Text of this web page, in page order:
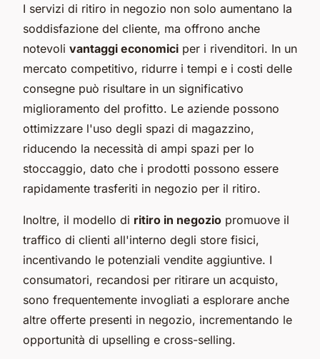
I servizi di ritiro in negozio non solo aumentano la
soddisfazione del cliente, ma offrono anche
notevoli vantaggi economici per i rivenditori. In un
mercato competitivo, ridurre i tempi e i costi delle
consegne può risultare in un significativo
miglioramento del profitto. Le aziende possono
ottimizzare l'uso degli spazi di magazzino,
riducendo la necessità di ampi spazi per lo
stoccaggio, dato che i prodotti possono essere
rapidamente trasferiti in negozio per il ritiro.
Inoltre, il modello di ritiro in negozio promuove il
traffico di clienti all'interno degli store fisici,
incentivando le potenziali vendite aggiuntive. I
consumatori, recandosi per ritirare un acquisto,
sono frequentemente invogliati a esplorare anche
altre offerte presenti in negozio, incrementando le
opportunità di upselling e cross-selling.